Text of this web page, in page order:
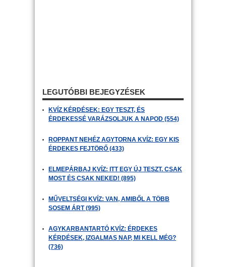
LEGUTÓBBI BEJEGYZÉSEK
KVÍZ KÉRDÉSEK: EGY TESZT, ÉS
ÉRDEKESSÉ VARÁZSOLJUK A NAPOD (554)
ROPPANT NEHÉZ AGYTORNA KVÍZ: EGY KIS
ÉRDEKES FEJTÖRŐ (433)
ELMEPÁRBAJ KVÍZ: ITT EGY ÚJ TESZT. CSAK
MOST ÉS CSAK NEKED! (895)
MŰVELTSÉGI KVÍZ: VAN, AMIBŐL A TÖBB
SOSEM ÁRT (995)
AGYKARBANTARTÓ KVÍZ: ÉRDEKES
KÉRDÉSEK, IZGALMAS NAP, MI KELL MÉG?
(736)